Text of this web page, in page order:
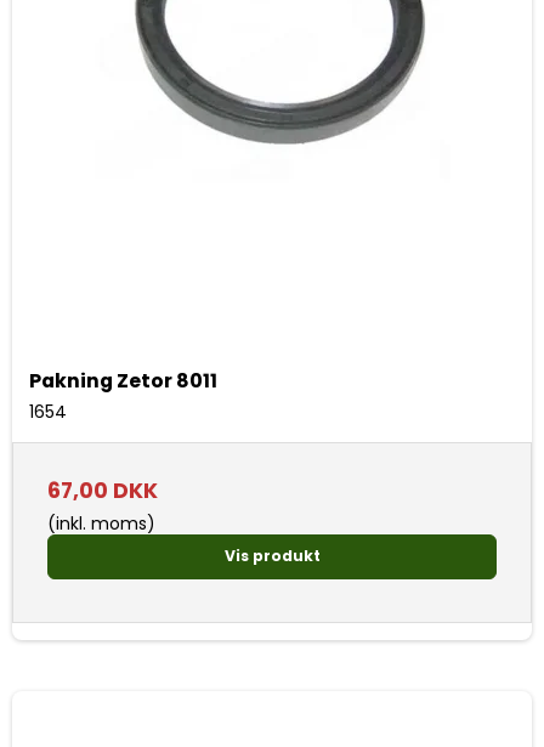
Pakning Zetor 8011
1654
67,00 DKK
(inkl. moms)
Vis produkt